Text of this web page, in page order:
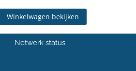
Winkelwagen bekijken
Netwerk status